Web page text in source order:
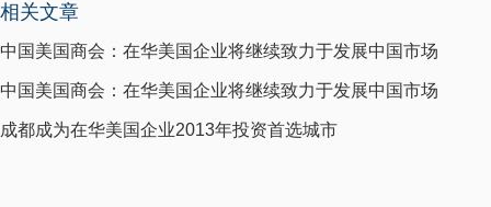
相关文章
中国美国商会：在华美国企业将继续致力于发展中国市场
中国美国商会：在华美国企业将继续致力于发展中国市场
成都成为在华美国企业2013年投资首选城市